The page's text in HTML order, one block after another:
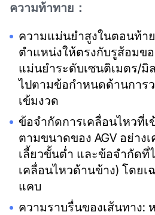
ความท้าทาย：
ความแม่นยำสูงในตอนท้า
ตำแหน่งให้ตรงกับรูส้อมข
แม่นยำระดับเซนติเมตร/มิ
ไปตามข้อกำหนดด้านการ
เข้มงวด
ข้อจำกัดการเคลื่อนไหวที่
ตามขนาดของ AGV อย่าง
เลี้ยวขั้นต่ำ และข้อจำกัด
เคลื่อนไหวด้านข้าง) โดย
แคบ
ความราบรื่นของเส้นทาง: